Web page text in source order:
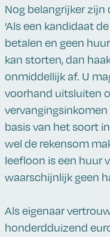
Nog belangrijker
‘Als een kandidaat
betalen en geen
kan storten, dan
onmiddellijk af. U
voorhand uitsluiten
basis van het soort
wel de rekensom
leefloon is een huur
waarschijnlijk geen
Als eigenaar
honderdduizend